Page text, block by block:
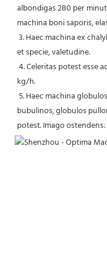
albondigas 280 per
machina boni saporis,
3. Haec machina ex
et specie, valetudine.
4. Celeritas potest esse
kg/h.
5. Haec machina
bubulinos, globulos
potest. Imago ostendens: